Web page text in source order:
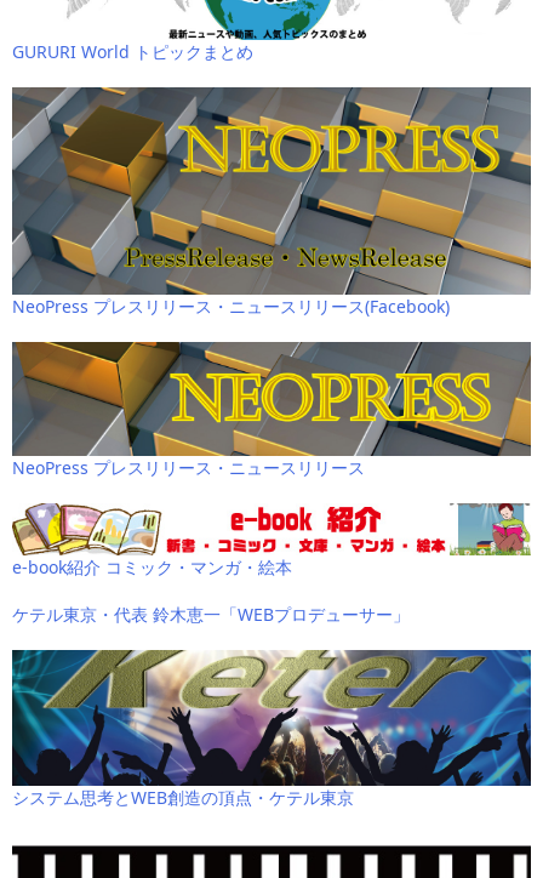
GURURI World トピックまとめ
NeoPress プレスリリース・ニュースリリース(Facebook)
NeoPress プレスリリース・ニュースリリース
e-book紹介 コミック・マンガ・絵本
ケテル東京・代表 鈴木恵一「WEBプロデューサー」
システム思考とWEB創造の頂点・ケテル東京